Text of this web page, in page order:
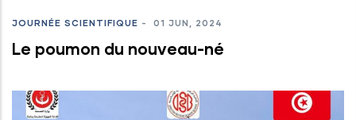
JOURNÉE SCIENTIFIQUE - 01 JUN, 2024
Le poumon du nouveau-né